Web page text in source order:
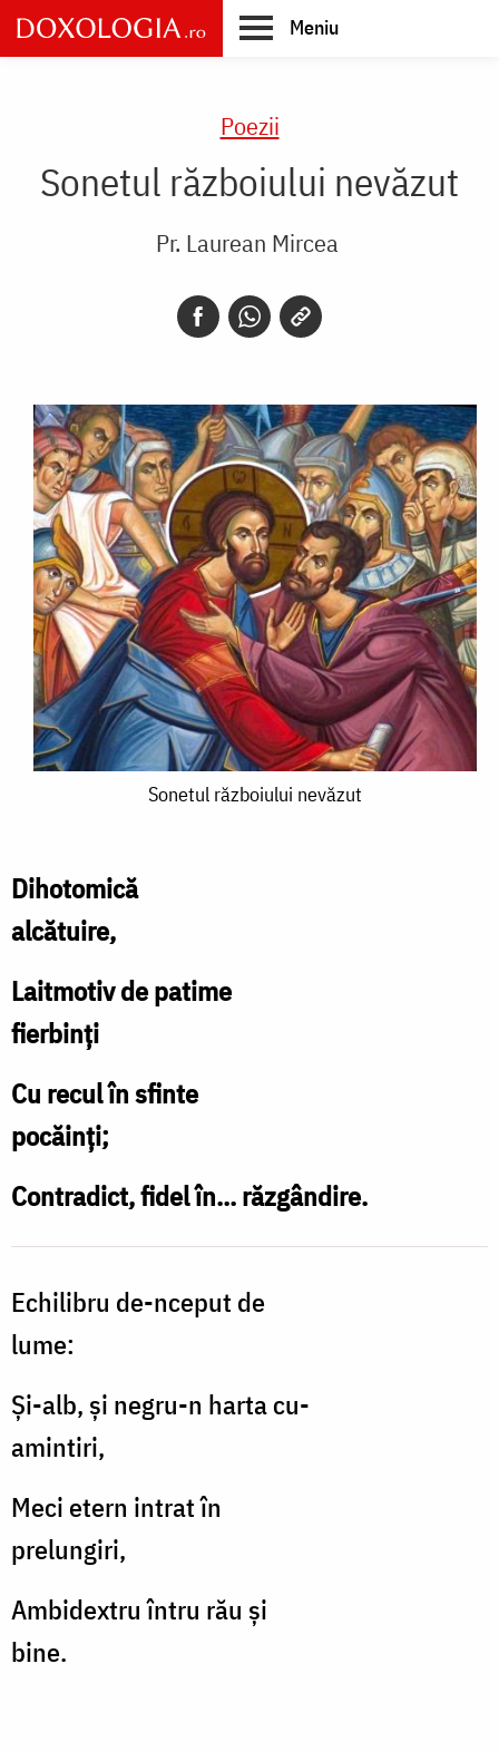
Skip
to
main
Meniu
Poezii
Sonetul războiului nevăzut
Pr. Laurean Mircea
nevăzut
Sonetul războiului nevăzut
Dihotomică
alcătuire,
Laitmotiv de patime
fierbinţi
Cu recul în sfinte
pocăinţi;
Contradict, fidel în... răzgândire.
Echilibru de-nceput de
lume:
Şi-alb, şi negru-n harta cu-
amintiri,
Meci etern intrat în
prelungiri,
Ambidextru întru rău şi
bine.